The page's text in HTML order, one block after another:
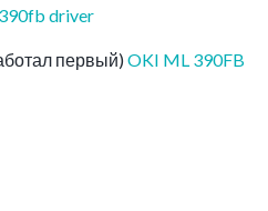
driver
первый)OKI ML 390FB